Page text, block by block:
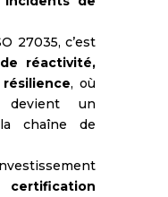
27035, c’est
réactivité,
, où
devient un
chaîne de
certification